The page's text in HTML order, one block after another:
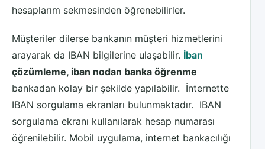
hesaplarım sekmesinden öğrenebilirler.
Müşteriler dilerse bankanın müşteri hizmetlerini
arayarak da IBAN bilgilerine ulaşabilir. İban
çözümleme, iban nodan banka öğrenme
bankadan kolay bir şekilde yapılabilir. İnternette
IBAN sorgulama ekranları bulunmaktadır. IBAN
sorgulama ekranı kullanılarak hesap numarası
öğrenilebilir. Mobil uygulama, internet bankacılığı